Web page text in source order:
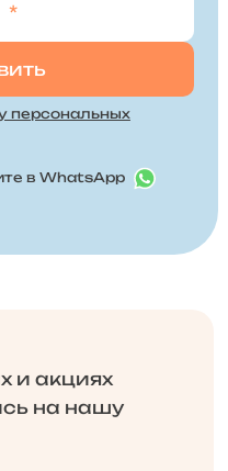
*
персональных
в WhatsApp
и акциях
на нашу